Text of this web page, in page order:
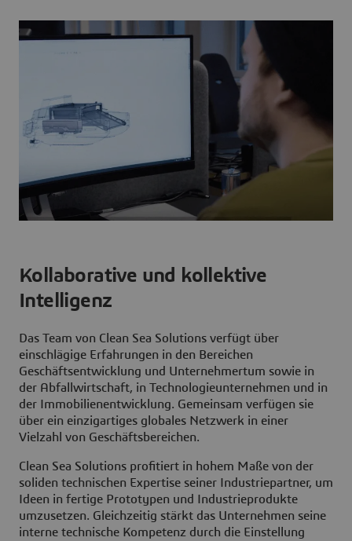
Kollaborative und kollektive
Intelligenz
Das Team von Clean Sea Solutions verfügt über
einschlägige Erfahrungen in den Bereichen
Geschäftsentwicklung und Unternehmertum sowie in
der Abfallwirtschaft, in Technologieunternehmen und in
der Immobilienentwicklung. Gemeinsam verfügen sie
über ein einzigartiges globales Netzwerk in einer
Vielzahl von Geschäftsbereichen.
Clean Sea Solutions profitiert in hohem Maße von der
soliden technischen Expertise seiner Industriepartner, um
Ideen in fertige Prototypen und Industrieprodukte
umzusetzen. Gleichzeitig stärkt das Unternehmen seine
interne technische Kompetenz durch die Einstellung